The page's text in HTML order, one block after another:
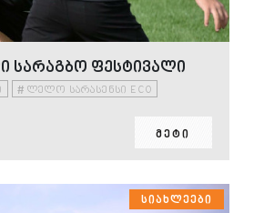
ᲡᲐᲠᲐᲒᲑᲝ ᲤᲔᲡᲢᲘᲕᲐᲚᲘ
# ᲚᲔᲚᲝ ᲡᲐᲠᲐᲡᲔᲜᲡᲘ ECO
ᲛᲔᲢᲘ
ᲡᲘᲐᲮᲚᲔᲔᲑᲘ